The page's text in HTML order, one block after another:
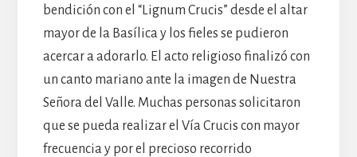
bendición con el “Lignum Crucis” desde el altar
mayor de la Basílica y los fieles se pudieron
acercar a adorarlo. El acto religioso finalizó con
un canto mariano ante la imagen de Nuestra
Señora del Valle. Muchas personas solicitaron
que se pueda realizar el Vía Crucis con mayor
frecuencia y por el precioso recorrido